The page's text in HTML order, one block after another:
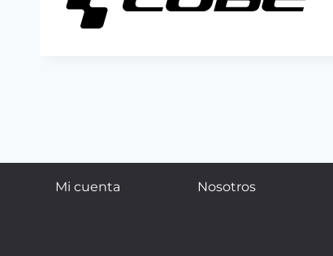
Mi cuenta Nosotros